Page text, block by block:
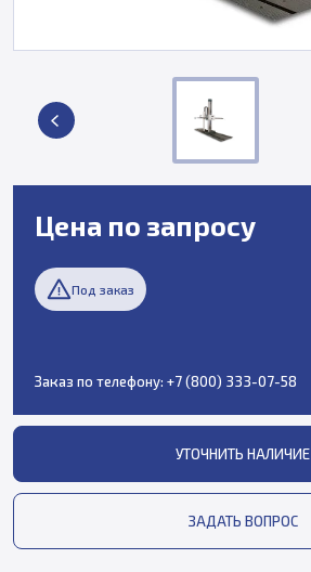
Цена по запросу
Под заказ
Заказ по телефону: +7 (800) 333-07-58
УТОЧНИТЬ НАЛИЧИЕ
ЗАДАТЬ ВОПРОС